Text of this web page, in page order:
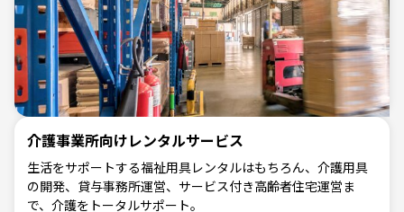
介護事業所向けレンタルサービス
生活をサポートする福祉用具レンタルはもちろん、介護用具
の開発、貸与事務所運営、サービス付き高齢者住宅運営ま
で、介護をトータルサポート。